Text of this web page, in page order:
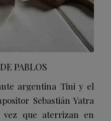
PABLOS
argentina Tini y el
Sebastián Yatra
que aterrizan en